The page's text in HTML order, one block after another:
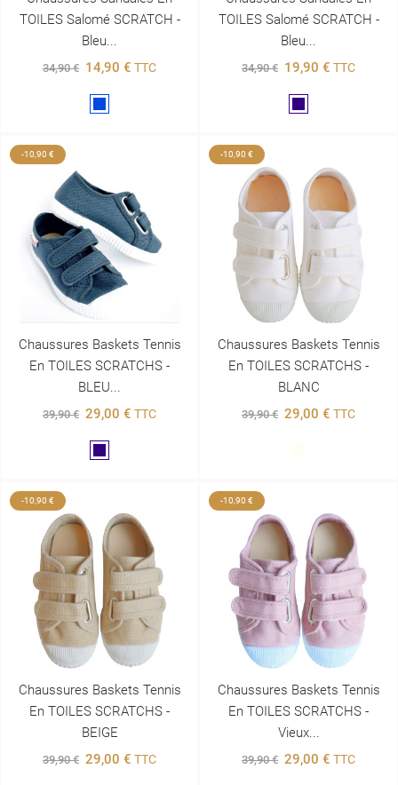
TOILES Salomé SCRATCH -
Bleu...
34,90 € 14,90 € TTC
TOILES Salomé SCRATCH -
Bleu...
34,90 € 19,90 € TTC
-10,90 €
Chaussures Baskets Tennis
En TOILES SCRATCHS -
BLEU...
39,90 € 29,00 € TTC
-10,90 €
Chaussures Baskets Tennis
En TOILES SCRATCHS -
BLANC
39,90 € 29,00 € TTC
-10,90 €
Chaussures Baskets Tennis
En TOILES SCRATCHS -
BEIGE
39,90 € 29,00 € TTC
-10,90 €
Chaussures Baskets Tennis
En TOILES SCRATCHS -
Vieux...
39,90 € 29,00 € TTC